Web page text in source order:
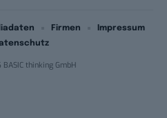
thinking GmbH
Firmen
Impressum